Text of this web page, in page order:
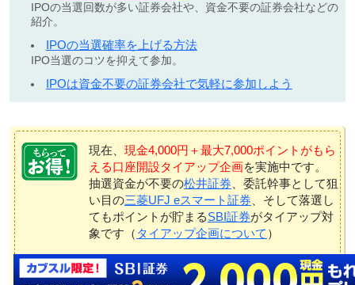
IPOの当選回数が多い証券会社や、資金不要の証券会社などの
紹介。
IPOの当選確率を上げる方法
IPO当選のコツを抑えて参加。
IPOは資金不要の証券会社で気軽に参加しよう
現在、 現金4,000円＋最大7,000ポイントがもら
える口座開設タイアップ企画を実施中です。
抽選資金が不要の松井証券 、委託幹事として狙
い目の三菱UFJ eスマート証券 、そして落選し
てもポイントが貯まるSBI証券がタイアップ対
象です（ タイアップ企画について ）